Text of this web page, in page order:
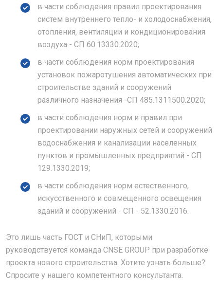
в части соблюдения правил проектирования
систем внутреннего тепло- и холодоснабжения,
отопления, вентиляции и кондиционирования
воздуха - СП 60.13330.2020;
в части соблюдения норм проектирования
установок пожаротушения автоматических при
строительстве зданий и сооружений
различного назначения -СП 485.1311500.2020;
в части соблюдения норм и правил при
проектировании наружных сетей и сооружений
водоснабжения и канализации населенных
пунктов и промышленных предприятий - СП
129.1330.2019;
в части соблюдения норм естественного,
искусственного и совмещенного освещения
зданий и сооружений - СП - 52.1330.2016.
Это лишь часть ГОСТ и СНиП, которыми
руководствуется команда CNSE GROUP при разработке
проекта нового строительства. Хотите узнать больше?
Спросите у нашего компетентного консультанта.